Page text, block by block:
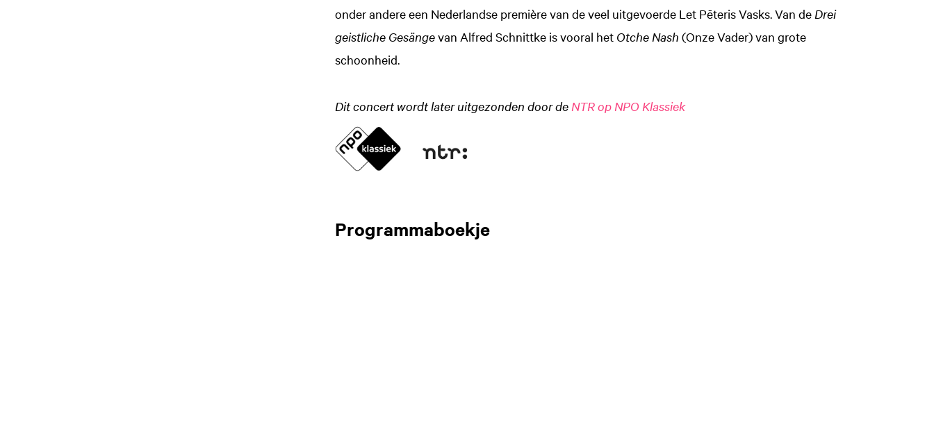
onder andere een Nederlandse première van de veel uitgevoerde Let Pēteris Vasks. Van de Drei
geistliche Gesängevan Alfred Schnittke is vooral het Otche Nash (Onze Vader) van grote
schoonheid.
Dit concert wordt later uitgezonden door de NTR op NPO Klassiek
Programmaboekje